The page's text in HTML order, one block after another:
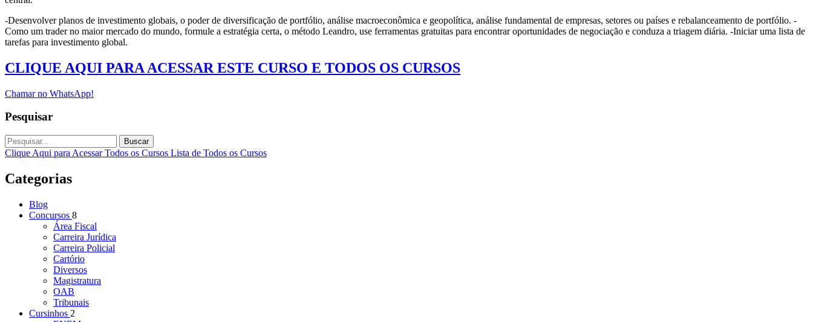
-Desenvolver planos de investimento globais, o poder de diversificação de portfólio, análise macroeconômica e geopolítica, análise fundamental de empresas, setores ou países e rebalanceamento de portfólio. -
Como um trader no maior mercado do mundo, formule a estratégia certa, o método Leandro, use ferramentas gratuitas para encontrar oportunidades de negociação e conduza a triagem diária. -Iniciar uma lista de
tarefas para investimento global.
CLIQUE AQUI PARA ACESSAR ESTE CURSO E TODOS OS CURSOS
Chamar no WhatsApp!
Pesquisar
Buscar
Clique Aqui para Acessar Todos os Cursos Lista de Todos os Cursos
Categorias
Blog
Concursos 8
Área Fiscal
Carreira Jurídica
Carreira Policial
Cartório
Diversos
Magistratura
OAB
Tribunais
Cursinhos 2